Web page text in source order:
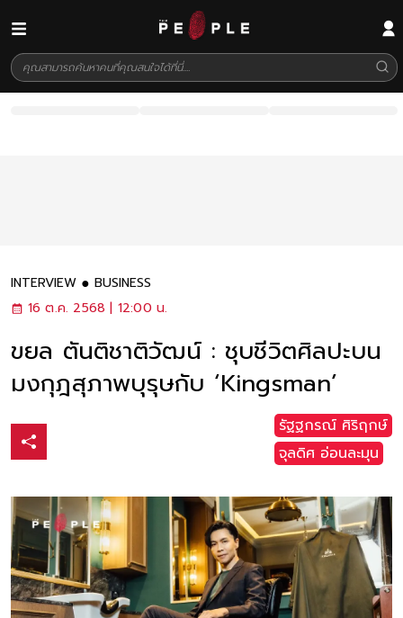
INTERVIEW
BUSINESS
16 ต.ค. 2568 | 12:00 น.
ขยล ตันติชาติวัฒน์ : ชุบชีวิตศิลปะบน
มงกุฎสุภาพบุรุษกับ ‘Kingsman’
รัฐฐกรณ์ ศิริฤกษ์
จุลดิศ อ่อนละมุน